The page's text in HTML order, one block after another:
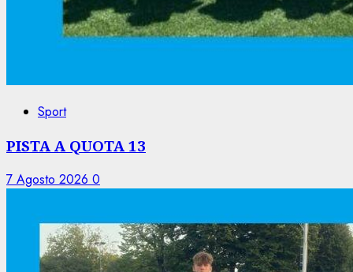
Sport
PISTA A QUOTA 13
7 Agosto 2026 0